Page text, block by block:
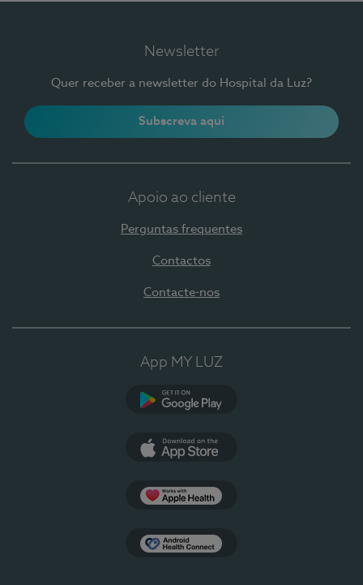
Newsletter
Quer receber a newsletter do Hospital da Luz?
Subscreva aqui
Apoio ao cliente
Perguntas frequentes
Contactos
Contacte-nos
App MY LUZ